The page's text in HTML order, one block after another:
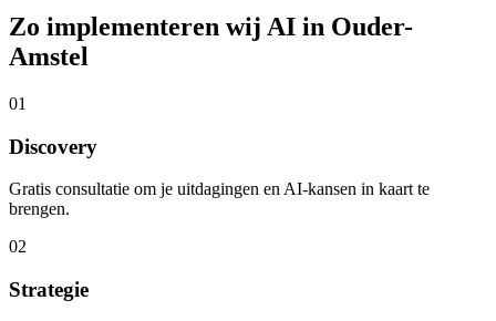
Zo implementeren wij AI in Ouder-
Amstel
01
Discovery
Gratis consultatie om je uitdagingen en AI-kansen in kaart te
brengen.
02
Strategie